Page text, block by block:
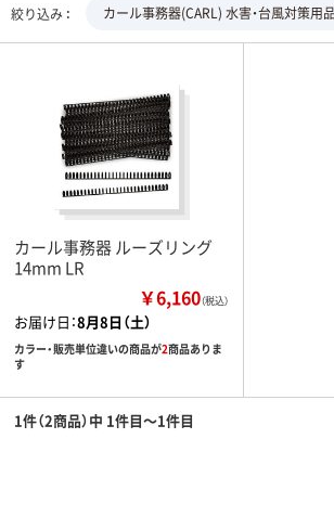
絞り込み カール事務器(CARL) 水害・台風対策用品
カール事務器 ルーズリング
14mm LR
￥6,160（税込）
お届け日：8月8日（土）
カラー・販売単位違いの商品が2商品ありま
す
1件（2商品）中 1件目～1件目